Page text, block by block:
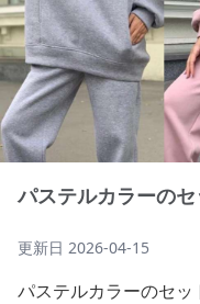
パステルカラーの
更新日 2026-04-15
パステルカラーのセ